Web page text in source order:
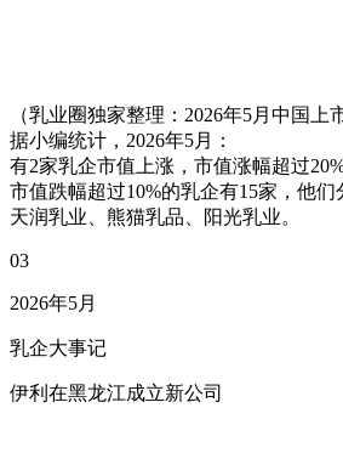
（乳业圈独家整理：2026年5月中国上
据小编统计，2026年5月：
有2家乳企市值上涨，市值涨幅超过
市值跌幅超过10%的乳企有15家，他
天润乳业、熊猫乳品、阳光乳业。
03
2026年5月
乳企大事记
伊利在黑龙江成立新公司